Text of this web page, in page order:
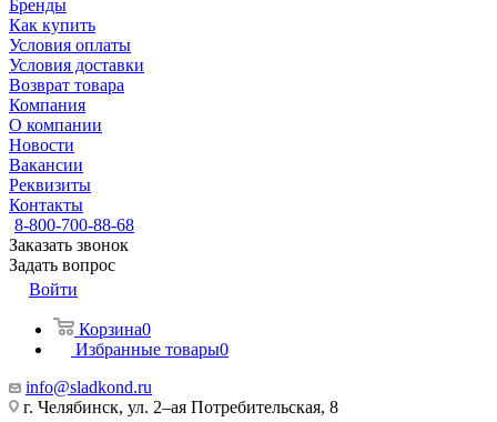
Бренды
Как купить
Условия оплаты
Условия доставки
Возврат товара
Компания
О компании
Новости
Вакансии
Реквизиты
Контакты
8-800-700-88-68
Заказать звонок
Задать вопрос
Войти
Корзина0
Избранные товары0
info@sladkond.ru
г. Челябинск, ул. 2–ая Потребительская, 8